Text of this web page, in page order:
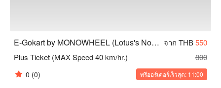
E-Gokart by MONOWHEEL (Lotus's North Ratchapruek) จาก THB550
Plus Ticket (MAX Speed 40 km/hr.)
800
0 (0) พรีออร์เดอร์เร็วสุด: 11:00